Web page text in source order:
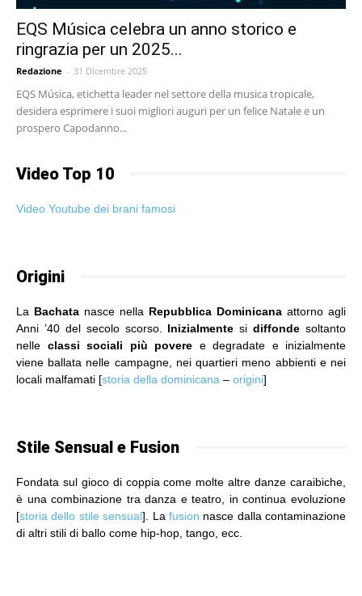
EQS Música celebra un anno storico e
ringrazia per un 2025...
Redazione - 31 Dicembre 2025
EQS Música, etichetta leader nel settore della musica tropicale,
desidera esprimere i suoi migliori auguri per un felice Natale e un
prospero Capodanno...
Video Top 10
Video Youtube dei brani famosi
Origini
La Bachata nasce nella Repubblica Dominicana attorno agli
Anni ’40 del secolo scorso. Inizialmente sidiffonde soltanto
nelle classi sociali più povere e degradate e inizialmente
viene ballata nelle campagne, nei quartieri meno abbienti e nei
locali malfamati [storia della dominicana – origini]
Stile Sensual e Fusion
Fondata sul gioco di coppia come molte altre danze caraibiche,
è una combinazione tra danza e teatro, in continua evoluzione
[storia dello stile sensual]. La fusion nasce dalla contaminazione
di altri stili di ballo come hip-hop, tango, ecc.